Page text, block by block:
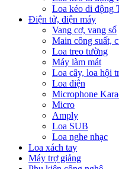
Loa kéo di động
Điện tử, điện máy
Vang cơ, vang số
Main công suất,
Loa treo tường
Máy làm mát
Loa cây, loa hội
Loa điện
Microphone
Micro
Amply
Loa SUB
Loa nghe nhạc
Loa xách tay
Máy trợ giảng